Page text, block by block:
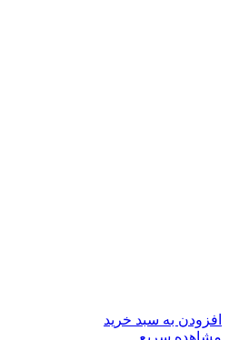
افزودن به سبد خرید
مشاهده سریع